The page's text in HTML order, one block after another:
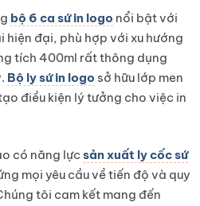
bộ 6 ca sứ in logo nổi bật với
hiện đại, phù hợp với xu hướng
tích 400ml rất thông dụng
Bộ ly sứ in logo sở hữu lớp men
điều kiện lý tưởng cho việc in
có năng lựcsản xuất ly cốc sứ
mọi yêu cầu về tiến độ và quy
tôi cam kết mang đến